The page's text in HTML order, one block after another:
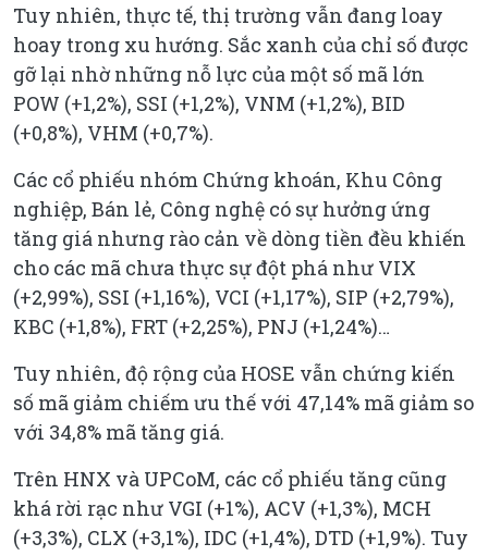
Tuy nhiên, thực tế, thị trường vẫn đang loay
hoay trong xu hướng. Sắc xanh của chỉ số được
gỡ lại nhờ những nỗ lực của một số mã lớn
POW (+1,2%), SSI (+1,2%), VNM (+1,2%), BID
(+0,8%), VHM (+0,7%).
Các cổ phiếu nhóm Chứng khoán, Khu Công
nghiệp, Bán lẻ, Công nghệ có sự hưởng ứng
tăng giá nhưng rào cản về dòng tiền đều khiến
cho các mã chưa thực sự đột phá như VIX
(+2,99%), SSI (+1,16%), VCI (+1,17%), SIP (+2,79%),
KBC (+1,8%), FRT (+2,25%), PNJ (+1,24%)…
Tuy nhiên, độ rộng của HOSE vẫn chứng kiến
số mã giảm chiếm ưu thế với 47,14% mã giảm so
với 34,8% mã tăng giá.
Trên HNX và UPCoM, các cổ phiếu tăng cũng
khá rời rạc như VGI (+1%), ACV (+1,3%), MCH
(+3,3%), CLX (+3,1%), IDC (+1,4%), DTD (+1,9%). Tuy